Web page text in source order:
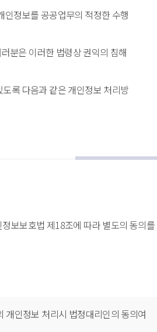
인정보를 공공업무의 적정한 수행
분은 이러한 법령상 권익의 침해
록 다음과 같은 개인정보 처리방
보보호법 제18조에 따라 별도의 동의를
개인정보 처리시 법정대리인의 동의여